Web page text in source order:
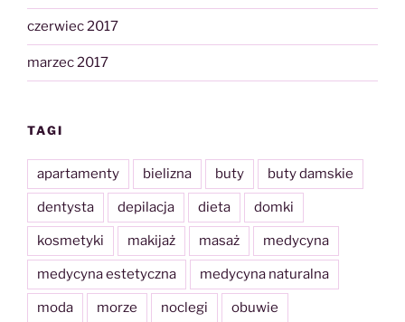
czerwiec 2017
marzec 2017
TAGI
apartamenty bielizna buty buty damskie
dentysta depilacja dieta domki
kosmetyki makijaż masaż medycyna
medycyna estetyczna medycyna naturalna
moda morze noclegi obuwie